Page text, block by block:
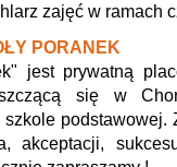
zajęć w ramach
PORANEK
jest prywatną
się w
szkole
akceptacji,